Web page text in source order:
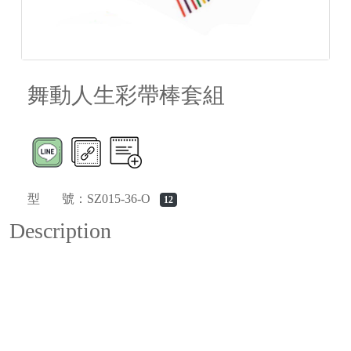
舞動人生彩帶棒套組
型 號：SZ015-36-O 12
Description